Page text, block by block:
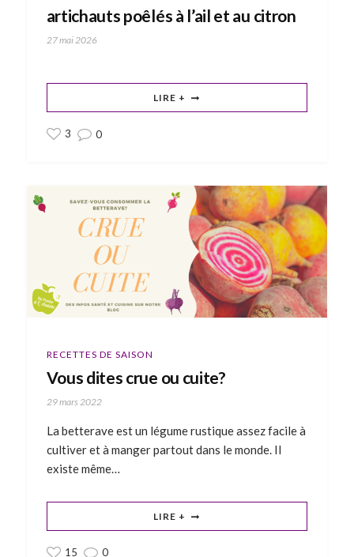
artichauts poêlés à l’ail et au citron
27 mai 2026
LIRE +
3 0
RECETTES DE SAISON
Vous dites crue ou cuite?
29 mars 2022
La betterave est un légume rustique assez facile à
cultiver et à manger partout dans le monde. Il
existe même…
LIRE +
15 0